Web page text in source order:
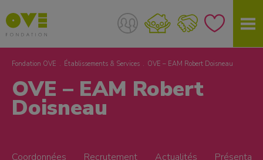
Fondation OVE Établissements & Services OVE – EAM Robert Doisneau
OVE – EAM Robert
Doisneau
Coordonnées Recrutement Actualités